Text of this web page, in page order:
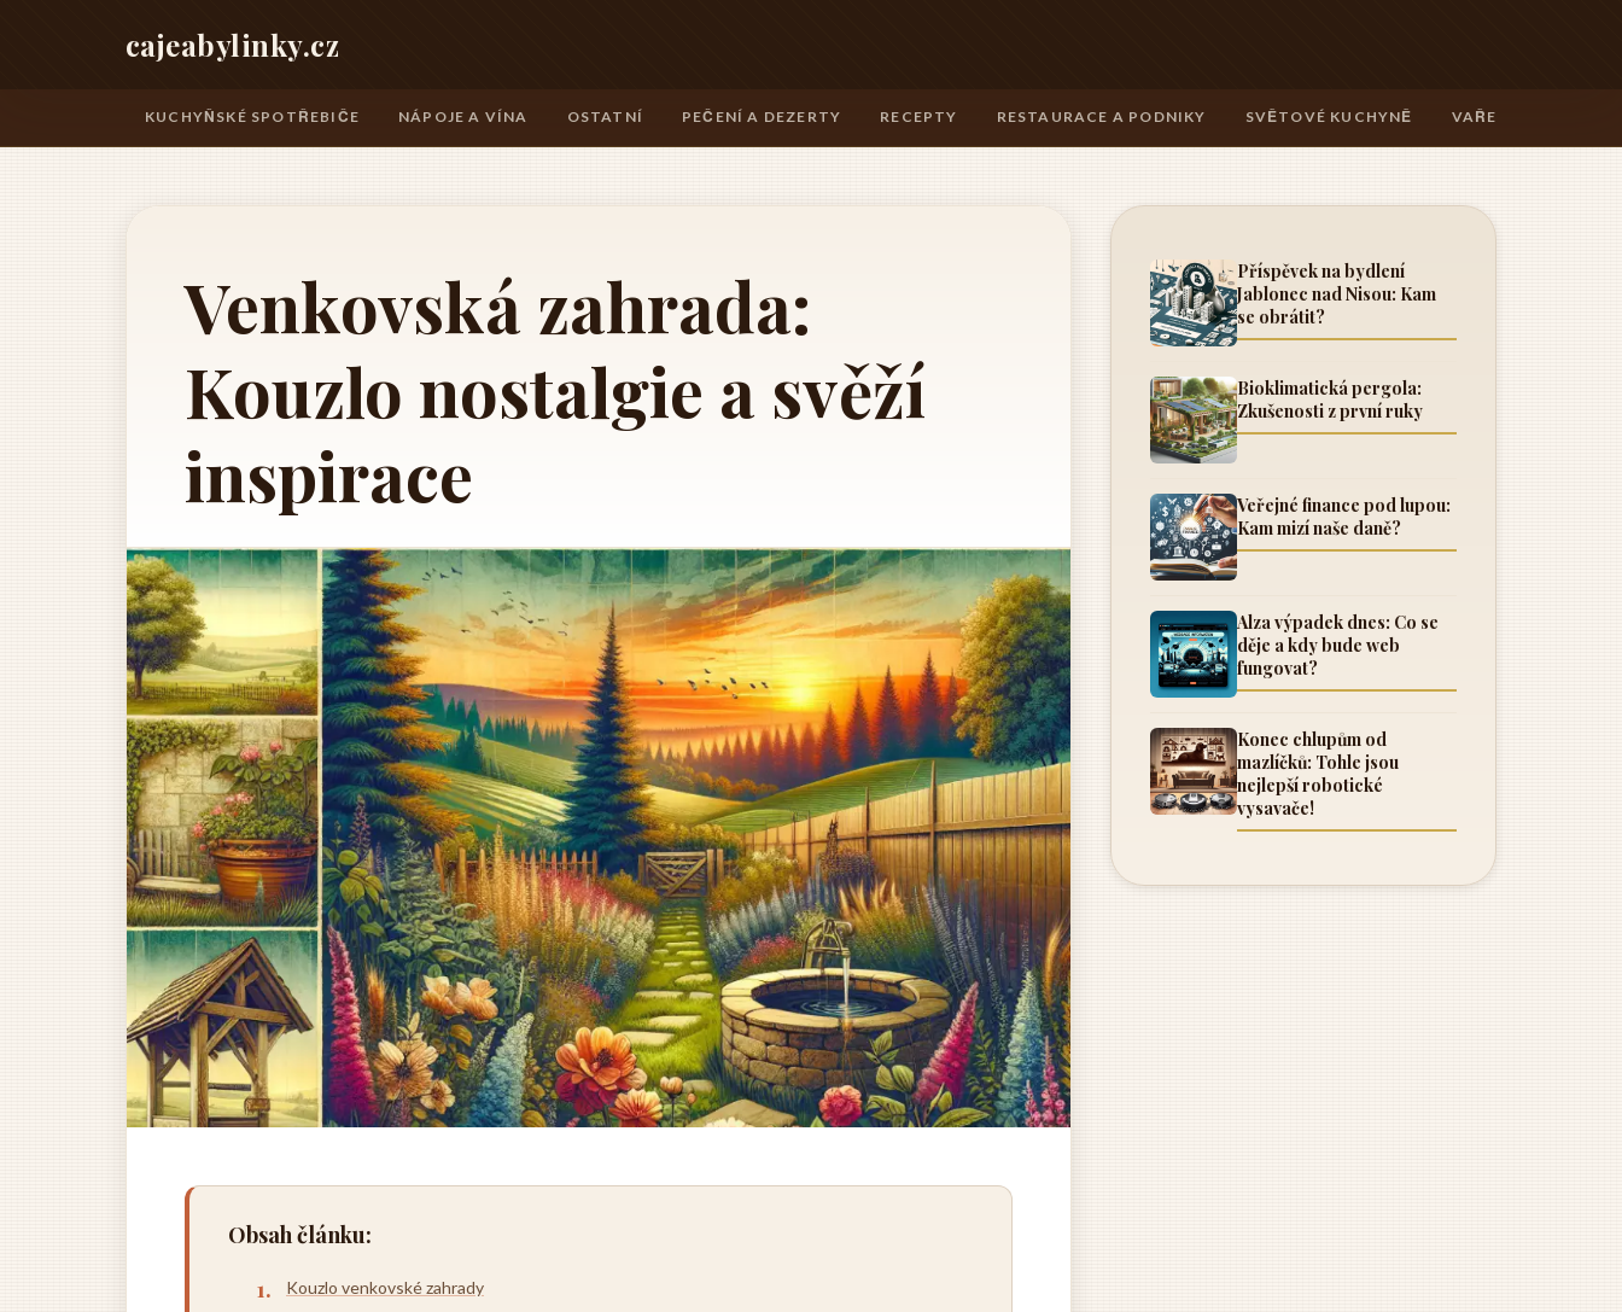
cajeabylinky.cz
KUCHYŇSKÉ SPOTŘEBIČE NÁPOJE A VÍNA OSTATNÍ PEČENÍ A DEZERTY RECEPTY RESTAURACE A PODNIKY SVĚTOVÉ KUCHYNĚ VAŘENÍ A
Venkovská zahrada:
Kouzlo nostalgie a svěží
inspirace
Obsah článku:
Kouzlo venkovské zahrady
Příspěvek na bydlení
Jablonec nad Nisou: Kam
se obrátit?
Bioklimatická pergola:
Zkušenosti z první ruky
Veřejné finance pod lupou:
Kam mizí naše daně?
Alza výpadek dnes: Co se
děje a kdy bude web
fungovat?
Konec chlupům od
mazlíčků: Tohle jsou
nejlepší robotické
vysavače!